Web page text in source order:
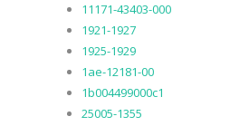
11171-43403-000
1921-1927
1925-1929
1ae-12181-00
1b004499000c1
25005-1355